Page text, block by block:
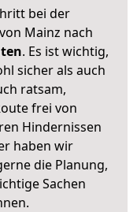
bei der
Mainz nach
. Es ist wichtig,
sicher als auch
ratsam,
frei von
Hindernissen
haben wir
die Planung,
Sachen